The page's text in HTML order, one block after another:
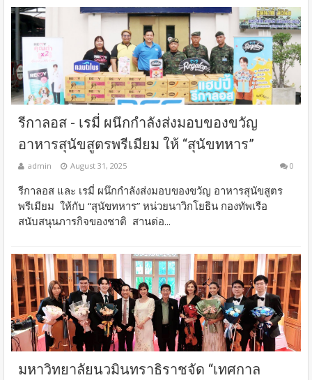
รีกาลอส -​ เรมี่ ผนึกกำลังส่งมอบของขวัญ
อาหารสุนัขสูตรพรีเมียม ให้ “สุนัขทหาร”
admin August 31, 2025 0
รีกาลอส และ เรมี่ ผนึกกำลังส่งมอบของขวัญ อาหารสุนัขสูตร
พรีเมียม ให้กับ “สุนัขทหาร” หน่วยนาวิกโยธิน กองทัพเรือ
สนับสนุนภารกิจของชาติ สานต่อ...
มหาวิทยาลัยนวมินทราธิราชจัด “เทศกาล